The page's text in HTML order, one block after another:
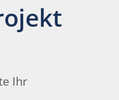
Ihr